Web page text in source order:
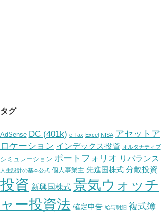
タグ
AdSense DC (401k) e-Tax Excel NISA アセットア
ロケーション インデックス投資 オルタナティブ
シミュレーション ポートフォリオ リバランス
人生設計の基本公式 個人事業主 先進国株式 分散投資
投資 新興国株式 景気ウォッチ
ャー投資法 確定申告 給与明細 複式簿